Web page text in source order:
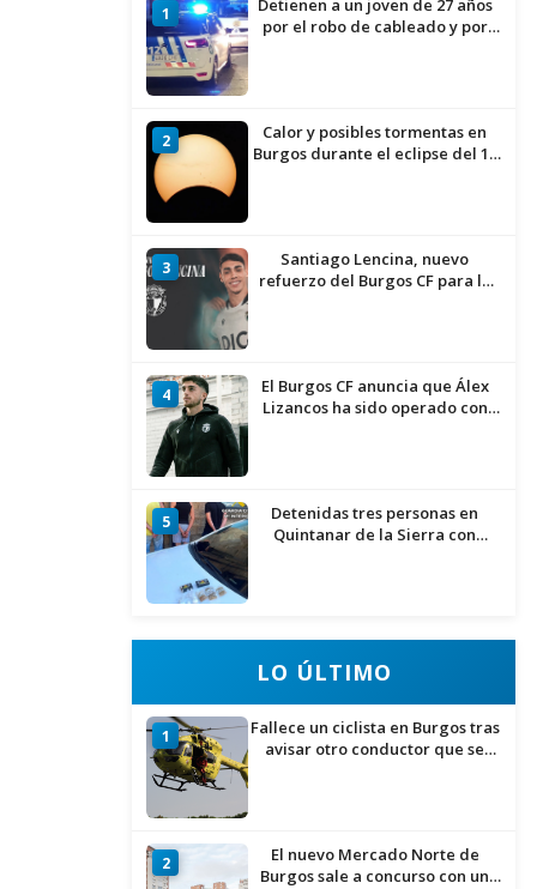
1
Detienen a un joven de 27 años
por el robo de cableado y por
2
Calor y posibles tormentas en
Burgos durante el eclipse del 12
3
Santiago Lencina, nuevo
refuerzo del Burgos CF para la
4
El Burgos CF anuncia que Álex
Lizancos ha sido operado con
5
Detenidas tres personas en
Quintanar de la Sierra con
LO ÚLTIMO
1
Fallece un ciclista en Burgos tras
avisar otro conductor que se
2
El nuevo Mercado Norte de
Burgos sale a concurso con un